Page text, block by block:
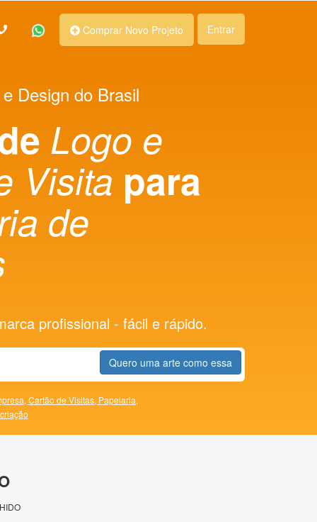
Comprar Novo Projeto Entrar
Design do Brasil
Logo e
Visita para
de
profissional - fácil e rápido.
Quero uma arte como essa
Cartão de Visitas, Papelaria,